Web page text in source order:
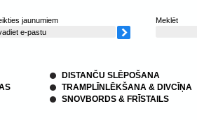
jaunumiem Meklēt
DISTANČU SLĒPOŠANA
TRAMPLĪNLĒKŠANA & DIVCĪŅA
SNOVBORDS & FRĪSTAILS